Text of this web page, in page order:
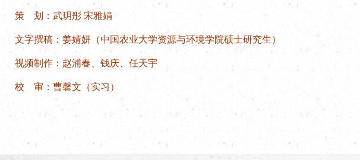
策 划：武玥彤 宋雅娟
文字撰稿：姜婧妍（中国农业大学资源与环境学院硕士研究生）
视频制作：赵浦春、钱庆、任天宇
校 审：曹馨文（实习）